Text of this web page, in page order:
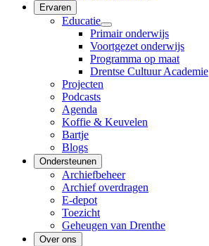
Ervaren
Educatie
Primair onderwijs
Voortgezet onderwijs
Programma op maat
Drentse Cultuur Academie
Projecten
Podcasts
Agenda
Koffie & Keuvelen
Bartje
Blogs
Ondersteunen
Archiefbeheer
Archief overdragen
E-depot
Toezicht
Geheugen van Drenthe
Over ons